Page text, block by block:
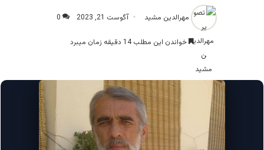
مهرالدین مشید آگوست 21, 2023 0
خواندن این مطلب 14 دقیقه زمان میبرد